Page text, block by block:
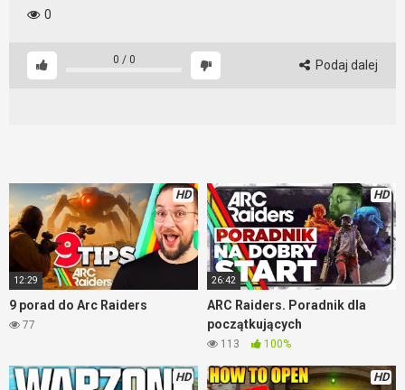
0
0 / 0 Podaj dalej
HD
12:29
9 porad do Arc Raiders
77
HD
26:42
ARC Raiders. Poradnik dla
początkujących
113 100%
HD HD